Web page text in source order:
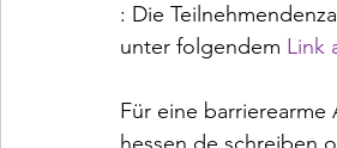
: Die
unter folgendem Link
Für eine